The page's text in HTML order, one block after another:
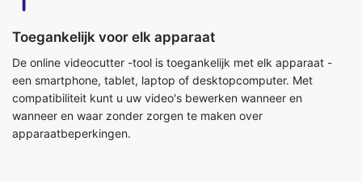
een smartphone, tablet, laptop of desktopcomputer. Met
wanneer en waar zonder zorgen te maken over
apparaatbeperkingen.